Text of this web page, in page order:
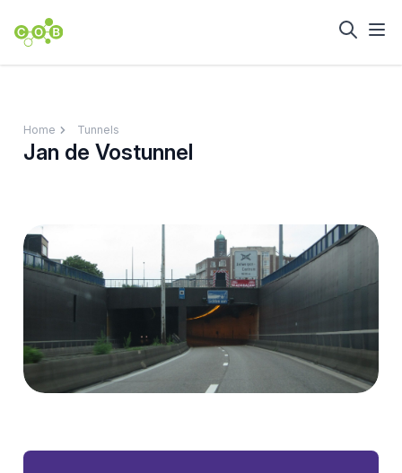
Home Tunnels
Jan de Vostunnel